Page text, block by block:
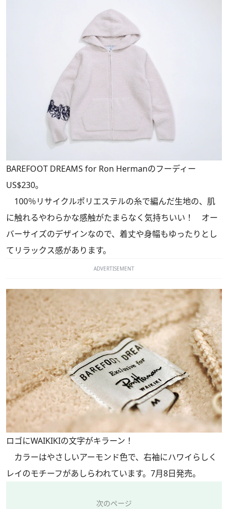
BAREFOOT DREAMS for Ron Hermanのフーディー
US$230。
100％リサイクルポリエステルの糸で編んだ生地の、肌
に触れるやわらかな感触がたまらなく気持ちいい！ オー
バーサイズのデザインなので、着丈や身幅もゆったりとし
てリラックス感があります。
ADVERTISEMENT
ロゴにWAIKIKIの文字がキラーン！
カラーはやさしいアーモンド色で、右袖にハワイらしく
レイのモチーフがあしらわれています。7月8日発売。
次のページ